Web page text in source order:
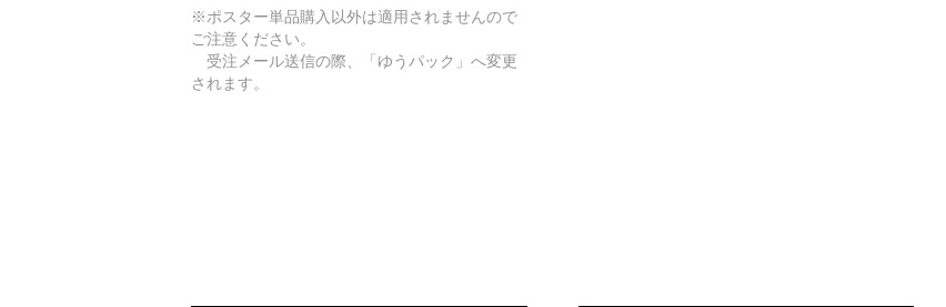
※ポスター単品購入以外は適用されませんので
ご注意ください。
受注メール送信の際、「ゆうパック」へ変更
されます。